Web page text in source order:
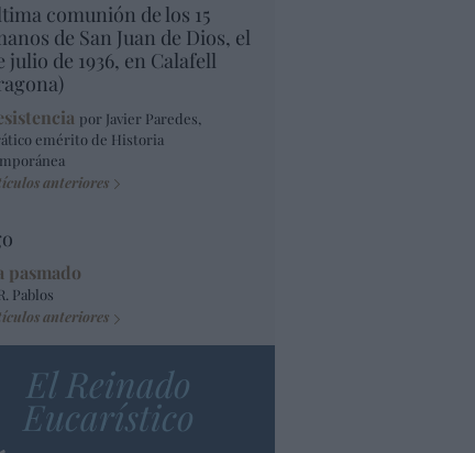
comunión de los 15
de San Juan de Dios, el
julio de 1936, en Calafell
por Javier Paredes,
emérito de Historia
anteriores
pasmado
Pablos
anteriores
El Reinado
Eucarístico